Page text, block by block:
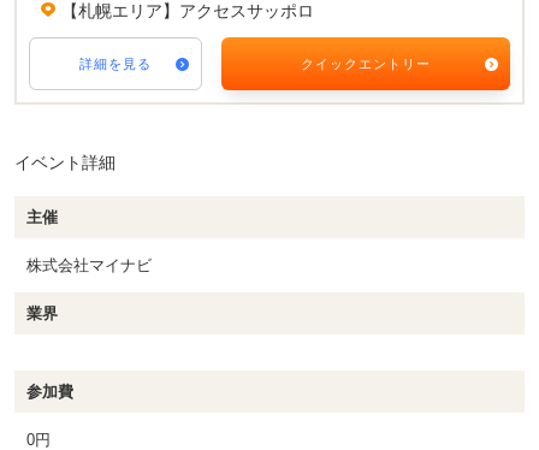
【札幌エリア】アクセスサッポロ
詳細を見る クイックエントリー
イベント詳細
主催
株式会社マイナビ
業界
参加費
0円